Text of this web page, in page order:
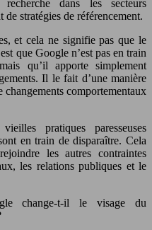
dans les secteurs
de stratégies de référencement.
et cela ne signifie pas que le
que Google n’est pas en train
qu’il apporte simplement
Il le fait d’une manière
changements comportementaux
pratiques paresseuses
en train de disparaître. Cela
les autres contraintes
les relations publiques et le
change-t-il le visage du